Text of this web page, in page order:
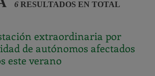
6 RESULTADOS EN TOTAL
extraordinaria por
de autónomos afectados
este verano